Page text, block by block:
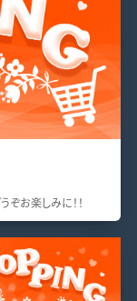
お楽しみに！！